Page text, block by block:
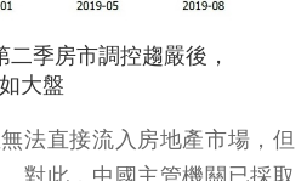
季房市調控趨嚴後，
大盤
法直接流入房地產市場，但